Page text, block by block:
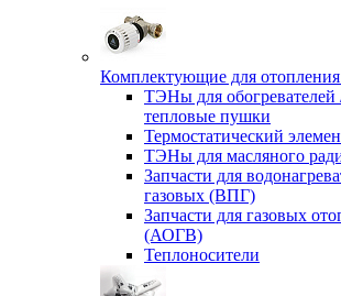
Комплектующие для
ТЭНы для обогревателей
тепловые пушки
Термостатический
ТЭНы для масляного
Запчасти для
газовых (ВПГ)
Запчасти для газовых
(АОГВ)
Теплоносители